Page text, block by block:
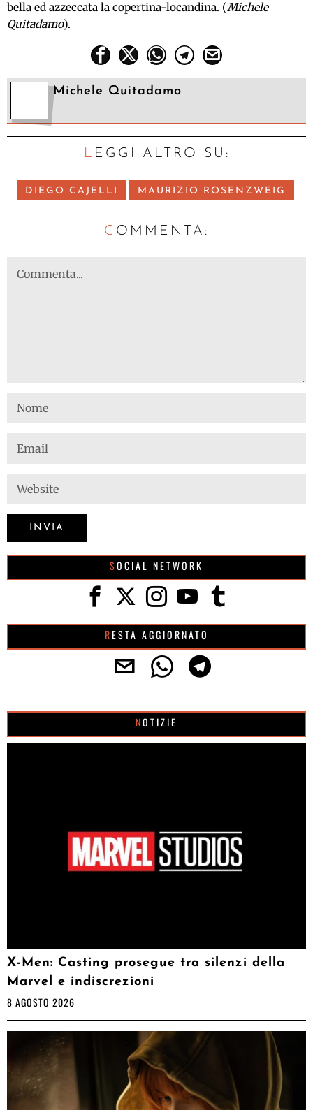
bella ed azzeccata la copertina-locandina. (Michele
Quitadamo).
Michele Quitadamo
LEGGI ALTRO SU:
DIEGO CAJELLI MAURIZIO ROSENZWEIG
C OMMENTA:
SOCIAL NETWORK
RESTA AGGIORNATO
NOTIZIE
X-Men: Casting prosegue tra silenzi della
Marvel e indiscrezioni
8 AGOSTO 2026